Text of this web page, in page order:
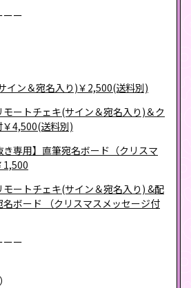
ーー
イン＆宛名入り)￥2,500(送料別)
ートチェキ(サイン＆宛名入り)＆ク
￥4,500(送料別)
き専用】直筆宛名ボード（クリスマ
1,500
ートチェキ(サイン＆宛名入り) &配
ボード （クリスマスメッセージ付
ーー